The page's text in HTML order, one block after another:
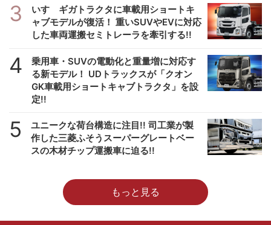
3
いすゞギガトラクタに車載用ショートキ
ャブモデルが復活！ 重いSUVやEVに対応
した車両運搬セミトレーラを牽引する!!
4
乗用車・SUVの電動化と重量増に対応す
る新モデル！ UDトラックスが「クオン
GK車載用ショートキャブトラクタ」を設
定!!
5
ユニークな荷台構造に注目!! 司工業が製
作した三菱ふそうスーパーグレートベー
スの木材チップ運搬車に迫る!!
もっと見る